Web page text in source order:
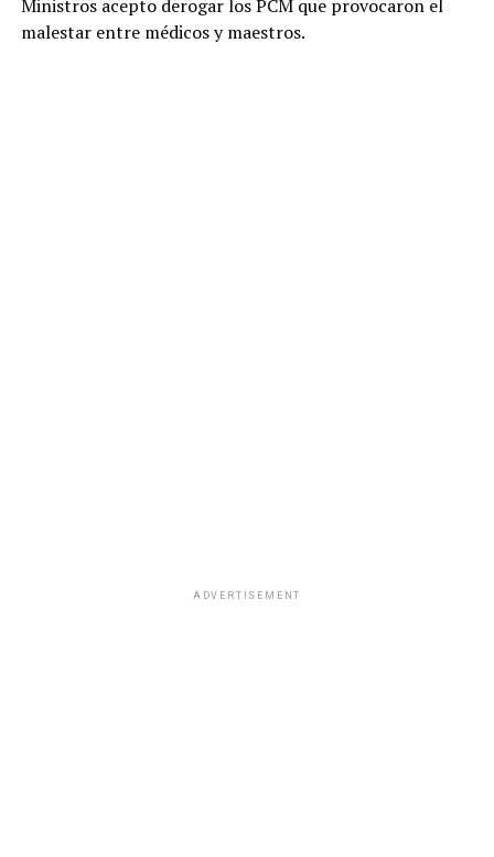
Ministros acepto derogar los PCM que provocaron el
malestar entre médicos y maestros.
ADVERTISEMENT